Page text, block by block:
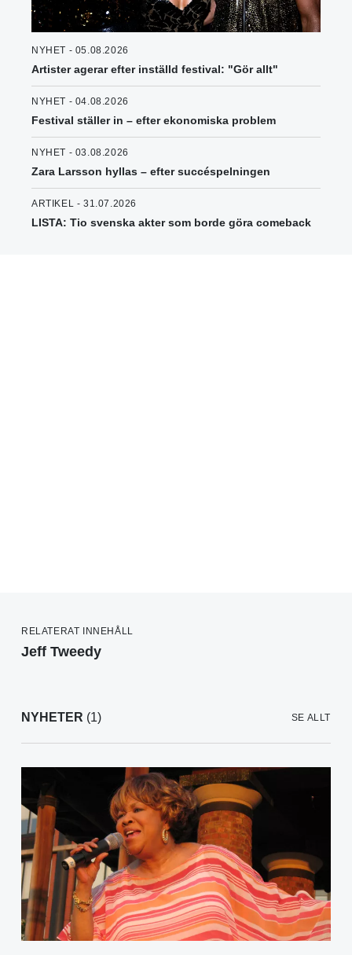
NYHET - 05.08.2026
Artister agerar efter inställd festival: "Gör allt"
NYHET - 04.08.2026
Festival ställer in – efter ekonomiska problem
NYHET - 03.08.2026
Zara Larsson hyllas – efter succéspelningen
ARTIKEL - 31.07.2026
LISTA: Tio svenska akter som borde göra comeback
RELATERAT INNEHÅLL
Jeff Tweedy
NYHETER (1) SE ALLT